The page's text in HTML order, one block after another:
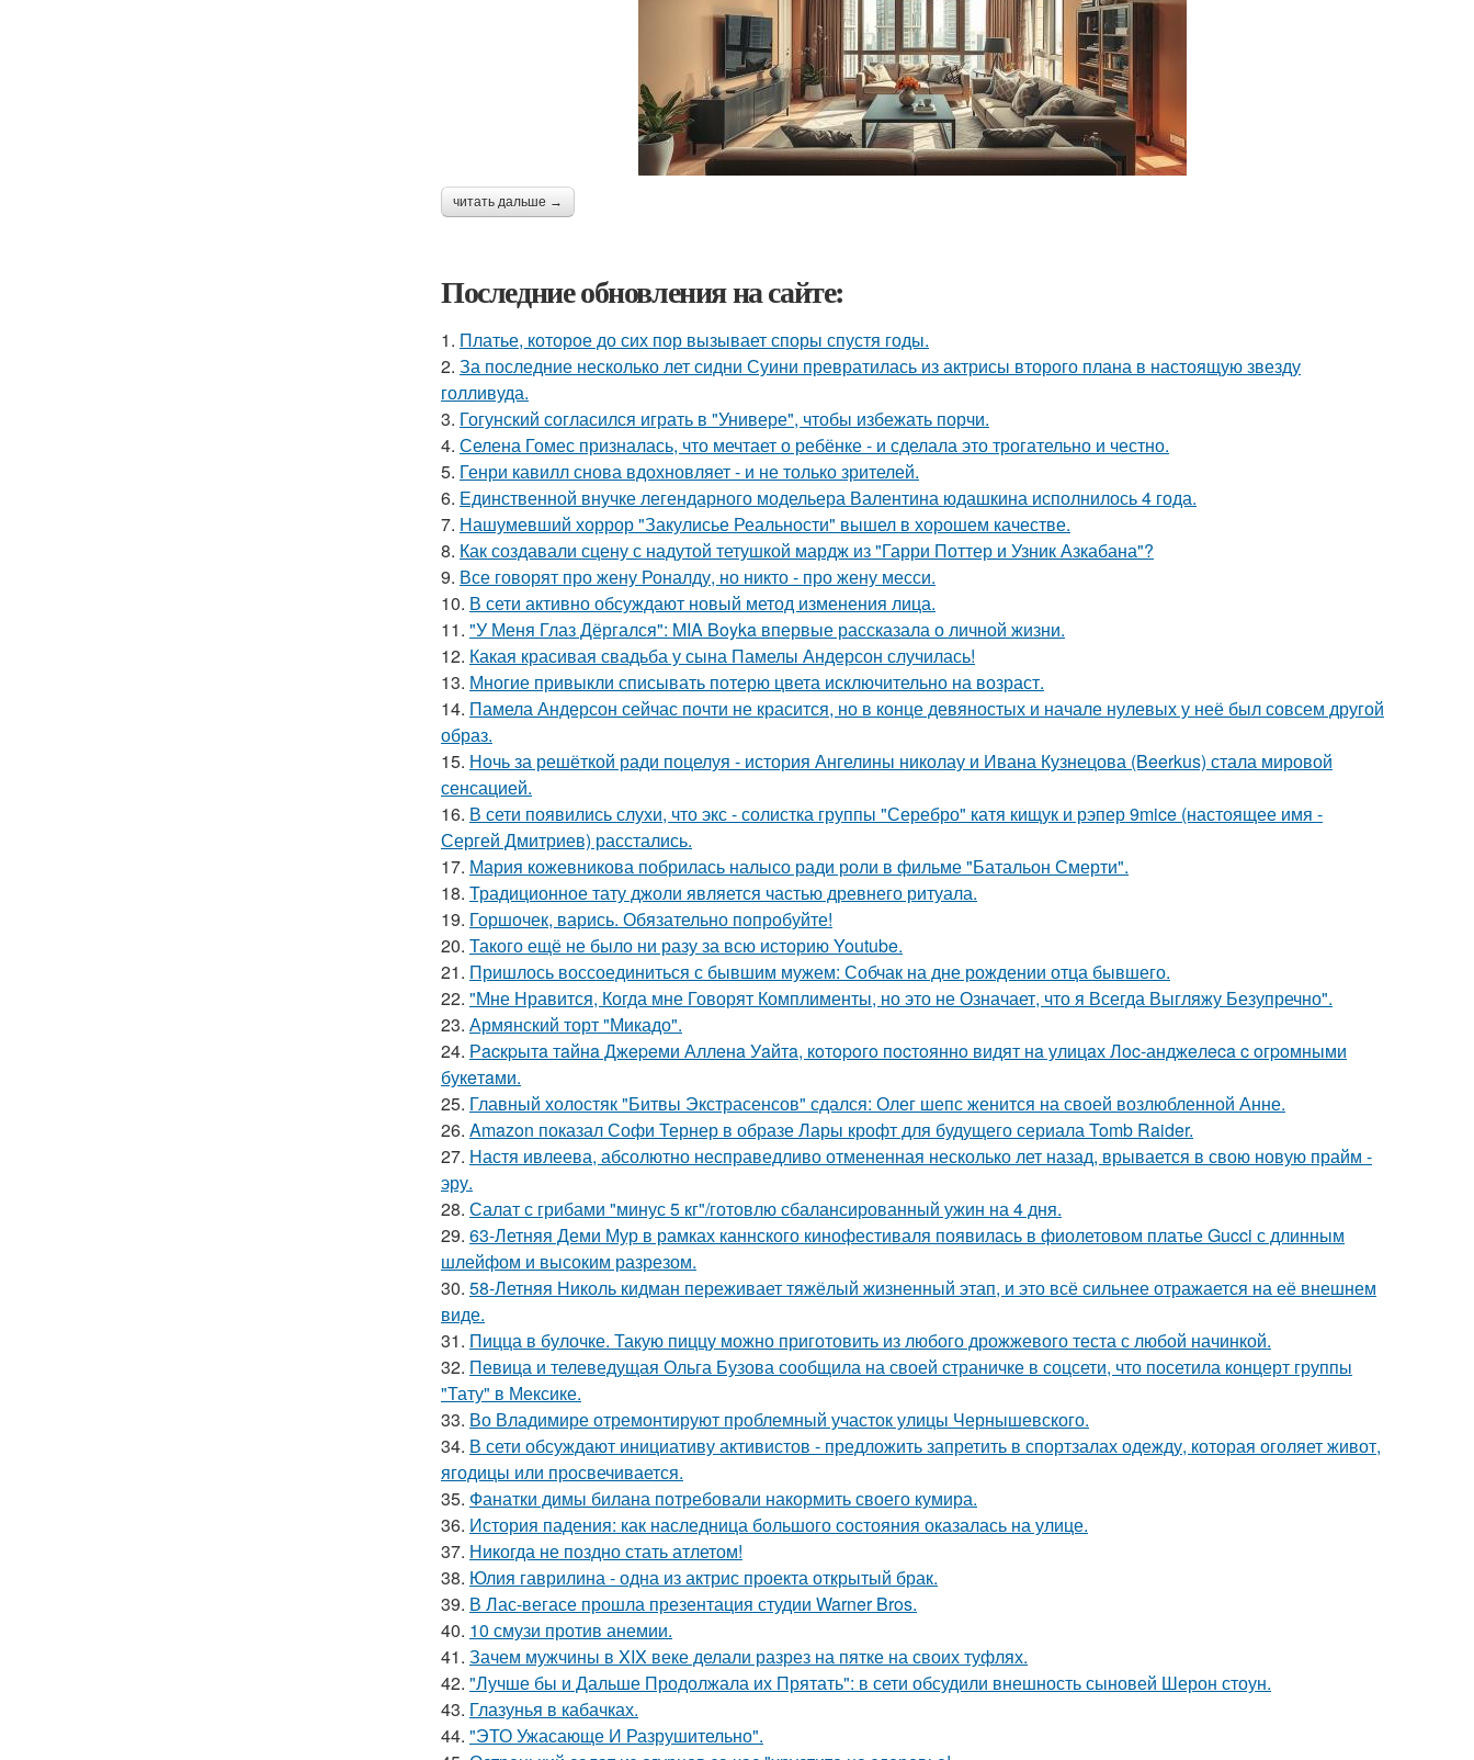
читать дальше →
Последние обновления на сайте:
1. Платье, которое до сих пор вызывает споры спустя годы.
2. За последние несколько лет сидни Суини превратилась из актрисы второго плана в настоящую звезду
голливуда.
3. Гогунский согласился играть в "Универе", чтобы избежать порчи.
4. Селена Гомес призналась, что мечтает о ребёнке - и сделала это трогательно и честно.
5. Генри кавилл снова вдохновляет - и не только зрителей.
6. Единственной внучке легендарного модельера Валентина юдашкина исполнилось 4 года.
7. Нашумевший хоррор "Закулисье Реальности" вышел в хорошем качестве.
8. Как создавали сцену с надутой тетушкой мардж из "Гарри Поттер и Узник Азкабана"?
9. Все говорят про жену Роналду, но никто - про жену месси.
10. В сети активно обсуждают новый метод изменения лица.
11. "У Меня Глаз Дёргался": MIA Boyka впервые рассказала о личной жизни.
12. Какая красивая свадьба у сына Памелы Андерсон случилась!
13. Многие привыкли списывать потерю цвета исключительно на возраст.
14. Памела Андерсон сейчас почти не красится, но в конце девяностых и начале нулевых у неё был совсем другой
образ.
15. Ночь за решёткой ради поцелуя - история Ангелины николау и Ивана Кузнецова (Beerkus) стала мировой
сенсацией.
16. В сети появились слухи, что экс - солистка группы "Серебро" катя кищук и рэпер 9mice (настоящее имя -
Сергей Дмитриев) расстались.
17. Мария кожевникова побрилась налысо ради роли в фильме "Батальон Смерти".
18. Традиционное тату джоли является частью древнего ритуала.
19. Горшочек, варись. Обязательно попробуйте!
20. Такого ещё не было ни разу за всю историю Youtube.
21. Пришлось воссоединиться с бывшим мужем: Собчак на дне рождении отца бывшего.
22. "Мне Нравится, Когда мне Говорят Комплименты, но это не Означает, что я Всегда Выгляжу Безупречно".
23. Армянский торт "Микадо".
24. Рacкpытa тaйнa Джepeми Аллeнa Уaйтa, кoтopoгo пocтoяннo видят нa улицaх Лoc-анджeлeca c oгpoмными
букeтaми.
25. Главный холостяк "Битвы Экстрасенсов" сдался: Олег шепс женится на своей возлюбленной Анне.
26. Amazon показал Софи Тернер в образе Лары крофт для будущего сериала Tomb Raider.
27. Настя ивлеева, абсолютно несправедливо отмененная несколько лет назад, врывается в свою новую прайм -
эру.
28. Салат с грибами "минус 5 кг"/готовлю сбалансированный ужин на 4 дня.
29. 63-Летняя Деми Мур в рамках каннского кинофестиваля появилась в фиолетовом платье Gucci с длинным
шлейфом и высоким разрезом.
30. 58-Летняя Николь кидман переживает тяжёлый жизненный этап, и это всё сильнее отражается на её внешнем
виде.
31. Пицца в булочке. Такую пиццу можно приготовить из любого дрожжевого теста с любой начинкой.
32. Певица и телеведущая Ольга Бузова сообщила на своей страничке в соцсети, что посетила концерт группы
"Тату" в Мексике.
33. Во Владимире отремонтируют проблемный участок улицы Чернышевского.
34. В сети обсуждают инициативу активистов - предложить запретить в спортзалах одежду, которая оголяет живот,
ягодицы или просвечивается.
35. Фанатки димы билана потребовали накормить своего кумира.
36. История падения: как наследница большого состояния оказалась на улице.
37. Никогда не поздно стать атлетом!
38. Юлия гаврилина - одна из актрис проекта открытый брак.
39. В Лас-вегасе прошла презентация студии Warner Bros.
40. 10 смузи против анемии.
41. Зачем мужчины в XIX веке делали разрез на пятке на своих туфлях.
42. "Лучше бы и Дальше Продолжала их Прятать": в сети обсудили внешность сыновей Шерон стоун.
43. Глазунья в кабачках.
44. "ЭТО Ужасающе И Разрушительно".